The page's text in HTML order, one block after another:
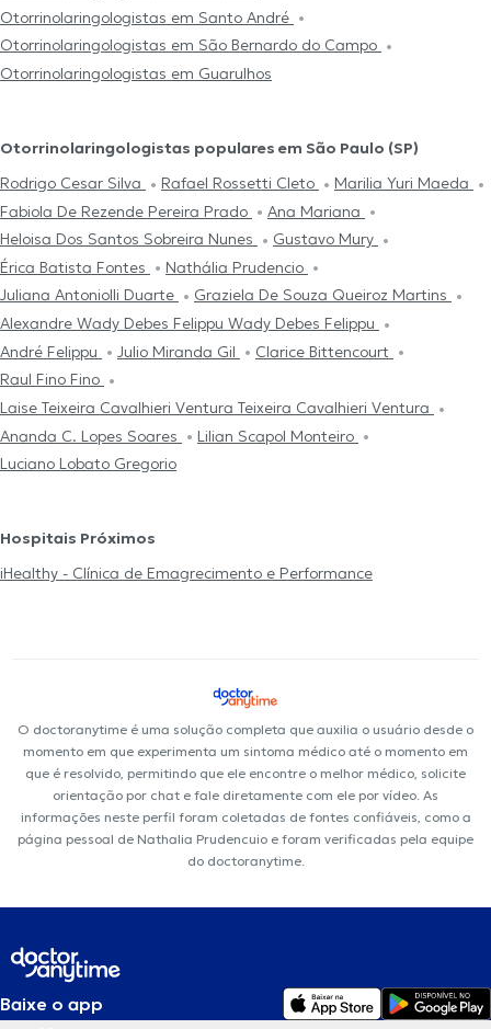
Otorrinolaringologistas em Santo André
Otorrinolaringologistas em São Bernardo do Campo
Otorrinolaringologistas em Guarulhos
Otorrinolaringologistas populares em São Paulo (SP)
Rodrigo Cesar Silva
Rafael Rossetti Cleto
Marilia Yuri Maeda
Fabiola De Rezende Pereira Prado
Ana Mariana
Heloisa Dos Santos Sobreira Nunes
Gustavo Mury
Érica Batista Fontes
Nathália Prudencio
Juliana Antoniolli Duarte
Graziela De Souza Queiroz Martins
Alexandre Wady Debes Felippu Wady Debes Felippu
André Felippu
Julio Miranda Gil
Clarice Bittencourt
Raul Fino Fino
Laise Teixeira Cavalhieri Ventura Teixeira Cavalhieri Ventura
Ananda C. Lopes Soares
Lilian Scapol Monteiro
Luciano Lobato Gregorio
Hospitais Próximos
iHealthy - Clínica de Emagrecimento e Performance
O doctoranytime é uma solução completa que auxilia o usuário desde o
momento em que experimenta um sintoma médico até o momento em
que é resolvido, permitindo que ele encontre o melhor médico, solicite
orientação por chat e fale diretamente com ele por vídeo. As
informações neste perfil foram coletadas de fontes confiáveis, como a
página pessoal de Nathalia Prudencuio e foram verificadas pela equipe
do doctoranytime.
Baixe o app